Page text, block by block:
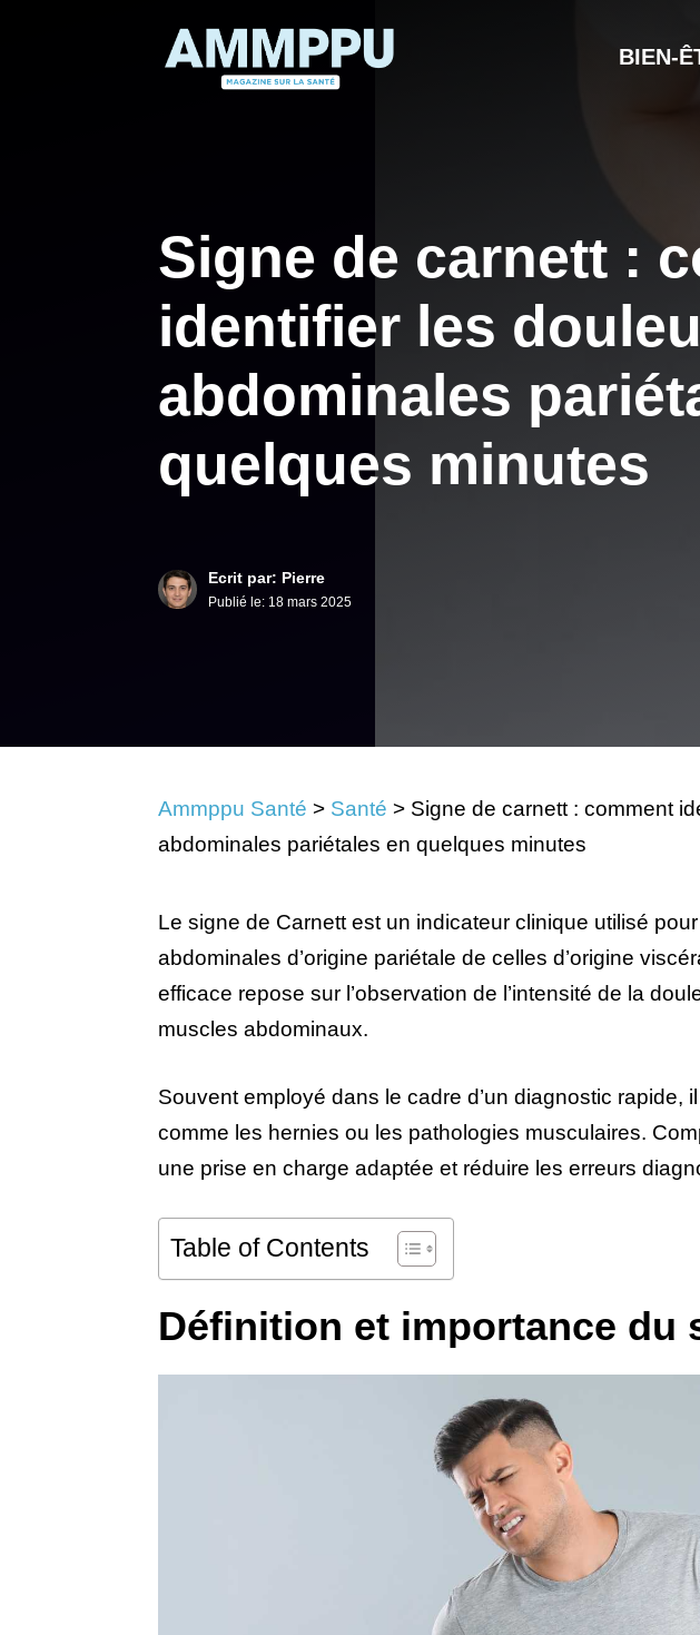
BIEN-
Signe de carnett :
identifier les
abdominales
quelques minutes
Ecrit par: Pierre
Publié le: 18 mars 2025
Ammppu Santé > Santé > Signe de carnett : comment
abdominales pariétales en quelques minutes
Le signe de Carnett est un indicateur clinique utilisé
abdominales d’origine pariétale de celles d’origine
efficace repose sur l’observation de l’intensité de la
muscles abdominaux.
Souvent employé dans le cadre d’un diagnostic rapide,
comme les hernies ou les pathologies musculaires.
une prise en charge adaptée et réduire les erreurs
Table of Contents
Définition et importance du